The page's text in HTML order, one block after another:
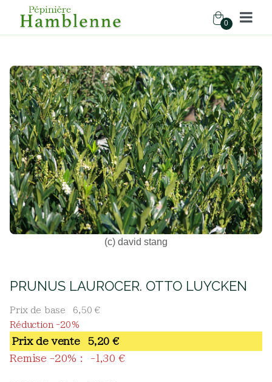
0
Accueil Boutique
Arbustes
PRUNUS LAUROCER. OTTO LUYCKEN
(c) david stang
PRUNUS LAUROCER. OTTO LUYCKEN
Prix de base
6,50 €
Réduction -20%
Prix ​​de vente
5,20 €
Remise -20% :
-1,30 €